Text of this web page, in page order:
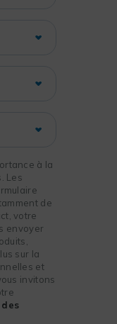
à la
Les
de
votre
envoyer
sur la
et
invitons